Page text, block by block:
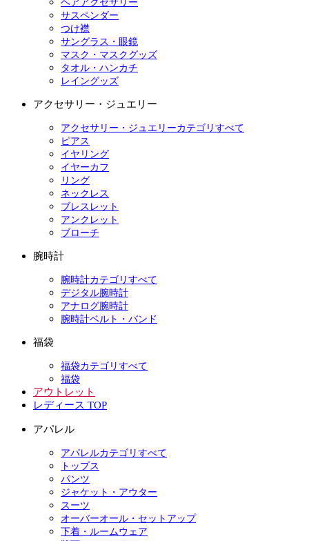
ヘアアクセサリー
サスペンダー
つけ襟
サングラス・眼鏡
マスク・マスクグッズ
タオル・ハンカチ
レイングッズ
アクセサリー・ジュエリー
アクセサリー・ジュエリーカテゴリすべて
ピアス
イヤリング
イヤーカフ
リング
ネックレス
ブレスレット
アンクレット
ブローチ
腕時計
腕時計カテゴリすべて
デジタル腕時計
アナログ腕時計
腕時計ベルト・バンド
福袋
福袋カテゴリすべて
福袋
アウトレット
レディース TOP
アパレル
アパレルカテゴリすべて
トップス
パンツ
ジャケット・アウター
スーツ
オーバーオール・セットアップ
下着・ルームウェア